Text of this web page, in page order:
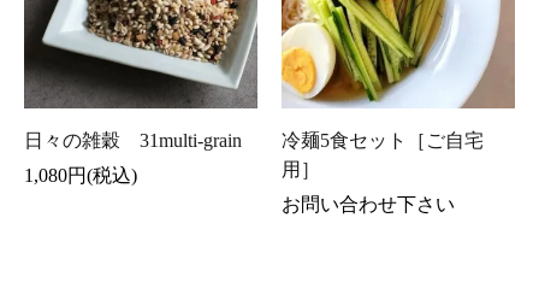
日々の雑穀 31multi-grain
1,080円(税込)
冷麺5食セット［ご自宅
用］
お問い合わせ下さい